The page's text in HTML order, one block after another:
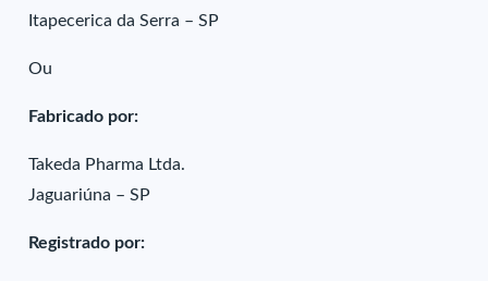
Itapecerica da Serra – SP
Ou
Fabricado por:
Takeda Pharma Ltda.
Jaguariúna – SP
Registrado por: